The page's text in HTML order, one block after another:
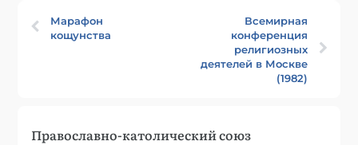
Марафон
кощунства
Всемирная
конференция
религиозных
деятелей в Москве
(1982)
Православно-католический союз